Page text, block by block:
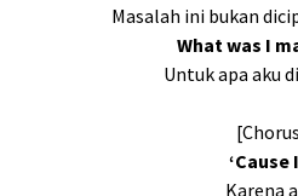
Masalah ini bukan
What was I
Untuk apa aku
‘Cause
Karena